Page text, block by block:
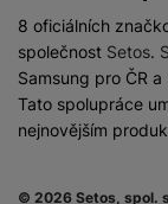
8 oficiálních
společnost Setos.
Samsung pro ČR a
Tato spolupráce
nejnovějším
© 2026 Setos, spol.